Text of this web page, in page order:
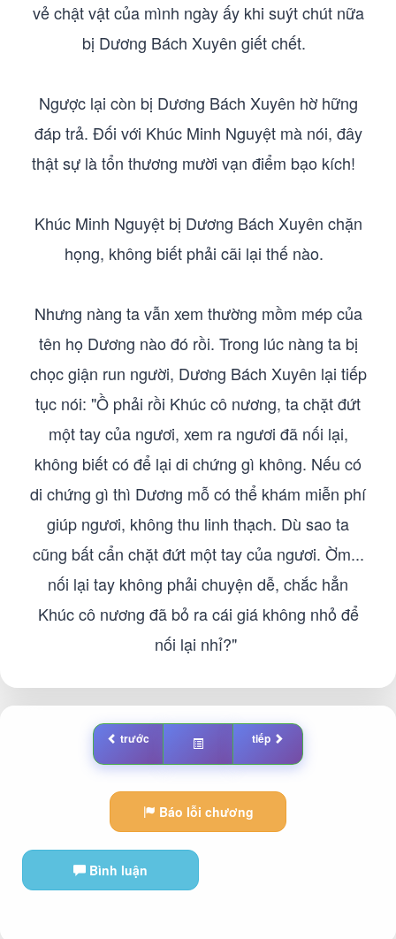
vẻ chật vật của mình ngày ấy khi suýt chút nữa
bị Dương Bách Xuyên giết chết.
Ngược lại còn bị Dương Bách Xuyên hờ hững
đáp trả. Đối với Khúc Minh Nguyệt mà nói, đây
thật sự là tổn thương mười vạn điểm bạo kích!
Khúc Minh Nguyệt bị Dương Bách Xuyên chặn
họng, không biết phải cãi lại thế nào.
Nhưng nàng ta vẫn xem thường mồm mép của
tên họ Dương nào đó rồi. Trong lúc nàng ta bị
chọc giận run người, Dương Bách Xuyên lại tiếp
tục nói: "Ồ phải rồi Khúc cô nương, ta chặt đứt
một tay của ngươi, xem ra ngươi đã nối lại,
không biết có để lại di chứng gì không. Nếu có
di chứng gì thì Dương mỗ có thể khám miễn phí
giúp ngươi, không thu linh thạch. Dù sao ta
cũng bất cẩn chặt đứt một tay của ngươi. Ờm...
nối lại tay không phải chuyện dễ, chắc hẳn
Khúc cô nương đã bỏ ra cái giá không nhỏ để
nối lại nhỉ?"
trước tiếp
Báo lỗi chương
Bình luận